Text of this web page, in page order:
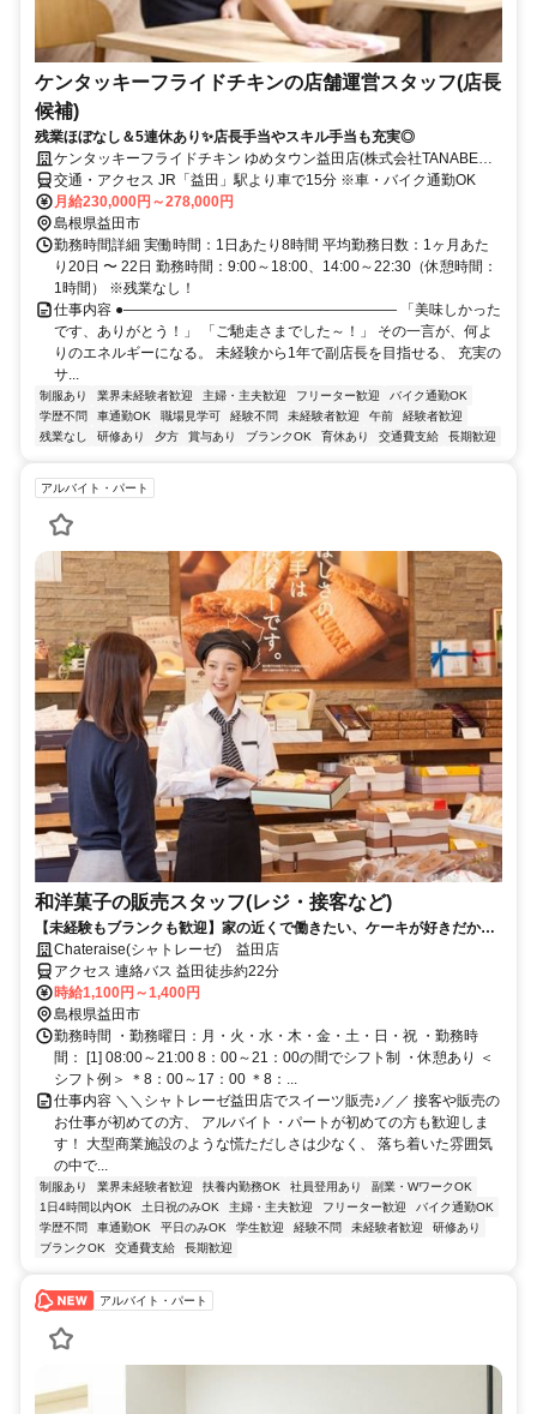
ケンタッキーフライドチキンの店舗運営スタッフ(店長
候補)
残業ほぼなし＆5連休あり✨店長手当やスキル手当も充実◎
ケンタッキーフライドチキン ゆめタウン益田店(株式会社TANABEグ
ローバルキッチン)
交通・アクセス JR「益田」駅より車で15分 ※車・バイク通勤OK
月給230,000円～278,000円
島根県益田市
勤務時間詳細 実働時間：1日あたり8時間 平均勤務日数：1ヶ月あた
り20日 〜 22日 勤務時間：9:00～18:00、14:00～22:30（休憩時間：
1時間） ※残業なし！
仕事内容 ●――――――――――――――――――― 「美味しかった
です、ありがとう！」 「ご馳走さまでした～！」 その一言が、何よ
りのエネルギーになる。 未経験から1年で副店長を目指せる、 充実の
サ...
制服あり 業界未経験者歓迎 主婦・主夫歓迎 フリーター歓迎
バイク通勤OK
学歴不問
車通勤OK 職場見学可 経験不問 未経験者歓迎 午前
経験者歓迎
残業なし
研修あり 夕方 賞与あり ブランクOK 育休あり 交通費支給 長期歓迎
アルバイト・パート
和洋菓子の販売スタッフ(レジ・接客など)
【未経験もブランクも歓迎】家の近くで働きたい、ケーキが好きだから
働きたい、など軽い気持ちでスタート♪先輩たちも同じような理由で、未
経験から始めました＊だから「できなかったらどうしよう…」なんて不
安はなし！みんな同じです☆
Chateraise(シャトレーゼ) 益田店
アクセス 連絡バス 益田徒歩約22分
時給1,100円～1,400円
島根県益田市
勤務時間 ・勤務曜日：月・火・水・木・金・土・日・祝 ・勤務時
間： [1] 08:00～21:00 8：00～21：00の間でシフト制 ・休憩あり ＜
シフト例＞ ＊8：00～17：00 ＊8：...
仕事内容 ＼＼シャトレーゼ益田店でスイーツ販売♪／／ 接客や販売の
お仕事が初めての方、 アルバイト・パートが初めての方も歓迎しま
す！ 大型商業施設のような慌ただしさは少なく、 落ち着いた雰囲気
の中で...
制服あり 業界未経験者歓迎 扶養内勤務OK 社員登用あり
副業・WワークOK
1日4時間以内OK
土日祝のみOK 主婦・主夫歓迎 フリーター歓迎
バイク通勤OK
学歴不問
車通勤OK 平日のみOK 学生歓迎 経験不問 未経験者歓迎
研修あり
ブランクOK
交通費支給 長期歓迎
アルバイト・パート